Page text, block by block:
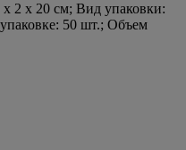
2 х 20 см; Вид упаковки:
50 шт.; Объем